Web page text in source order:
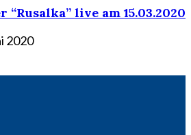
live am 15.03.2020
2020